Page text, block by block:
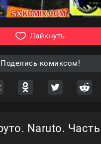
Лайкнуть
Поделись комиксом!
Naruto. Часть